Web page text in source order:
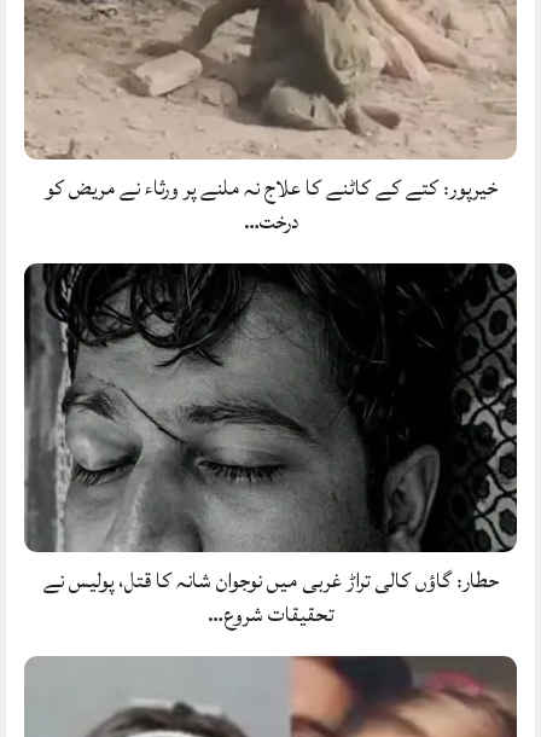
خیرپور: کتے کے کاٹنے کا علاج نہ ملنے پر ورثاء نے مریض کو
درخت…
حطار: گاؤں کالی تراڑ غربی میں نوجوان شانہ کا قتل، پولیس نے
تحقیقات شروع…